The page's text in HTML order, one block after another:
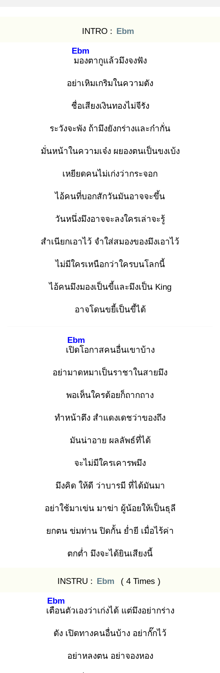
INTRO : Ebm
มอ
Ebm
งตากูแล้วมึงจงฟัง
อย่าเหิมเกริมในความดัง
ชื่อเสียงเงินทองไม่จีรัง
ระวังจะพัง ถ้ามึงยังกร่างและก๋ากั่น
มั่นหน้าในความเจ๋ง ผยองตนเป็นขงเบ้ง
เหยียดคนไม่เก่งว่ากระจอก
ไอ้คนที่บอกสักวันมันอาจจะขึ้น
วันหนึ่งมึงอาจจะลงใครเล่าจะรู้
สำเนียกเอาไว้ จำใส่สมองของมึงเอาไว้
ไม่มีใครเหนือกว่าใครบนโลกนี้
ไอ้คนมึงมองเป็นขี้และมึงเป็น King
อาจโดนขยี้เป็นขี้ได้
เปิด
Ebm
โอกาสคนอื่นเขาบ้าง
อย่ามาดหมาเป็นราชาในสายมึง
พอเห็นใครด้อยก็ถากถาง
ทำหน้าตึง สำแดงเดชว่าของถึง
มันน่าอาย ผลลัพธ์ที่ได้
จะไม่มีใครเคารพมึง
มึงคิด ให้ดี ว่าบารมี ที่ได้มันมา
อย่าใช้มาเข่น มาฆ่า ผู้น้อยให้เป็นธุลี
ยกตน ข่มท่าน ปิดกั้น ย่ำยี เมื่อไร้ค่า
ตกต่ำ มึงจะได้ยินเสียงนี้
INSTRU : Ebm ( 4 Times )
เตือ
Ebm
นตัวเองว่าเก่งได้ แต่มึงอย่ากร่าง
ดัง เปิดทางคนอื่นบ้าง อย่ากั๊กไว้
อย่าหลงตน อย่าจองหอง